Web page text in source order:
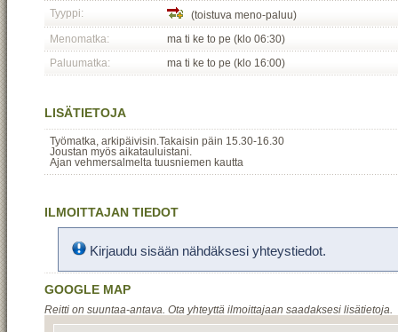
Tyyppi:
(toistuva meno-paluu)
Menomatka:
ma ti ke to pe (klo 06:30)
Paluumatka:
ma ti ke to pe (klo 16:00)
LISÄTIETOJA
Työmatka, arkipäivisin.Takaisin päin 15.30-16.30
Joustan myös aikatauluistani.
Ajan vehmersalmelta tuusniemen kautta
ILMOITTAJAN TIEDOT
Kirjaudu sisään nähdäksesi yhteystiedot.
GOOGLE MAP
Reitti on suuntaa-antava. Ota yhteyttä ilmoittajaan saadaksesi lisätietoja.